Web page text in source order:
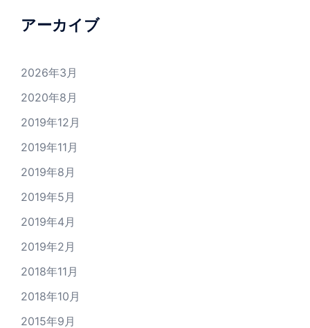
アーカイブ
2026年3月
2020年8月
2019年12月
2019年11月
2019年8月
2019年5月
2019年4月
2019年2月
2018年11月
2018年10月
2015年9月